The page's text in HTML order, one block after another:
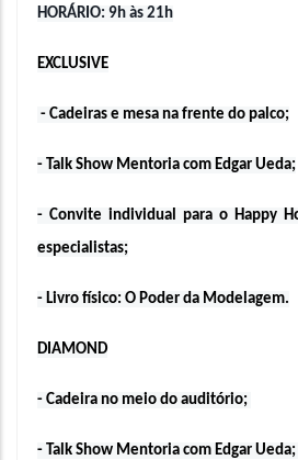
HORÁRIO: 9h às 21h
EXCLUSIVE
- Cadeiras e mesa na frente do palco;
- Talk Show Mentoria com Edgar Ueda;
- Convite individual para o Happy
especialistas;
- Livro físico: O Poder da Modelagem.
DIAMOND
- Cadeira no meio do auditório;
- Talk Show Mentoria com Edgar Ueda;